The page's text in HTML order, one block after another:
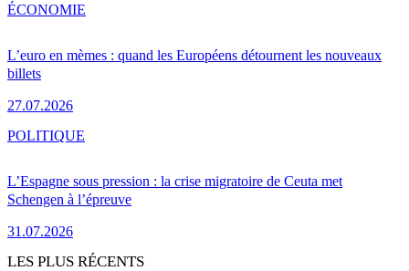
L’euro en mèmes : quand les Européens détournent les nouveaux
billets
27.07.2026
ÉCONOMIE
L’Espagne sous pression : la crise migratoire de Ceuta met
Schengen à l’épreuve
31.07.2026
POLITIQUE
LES PLUS RÉCENTS